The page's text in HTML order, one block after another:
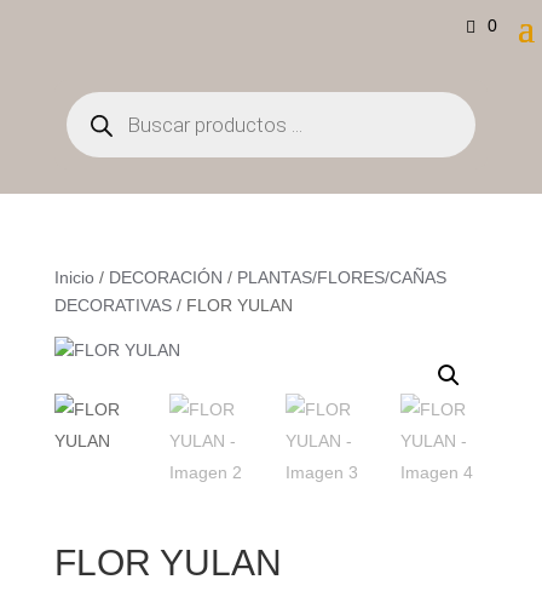
0
Búsqueda
de
productos
Inicio/ DECORACIÓN / PLANTAS/FLORES/CAÑAS
DECORATIVAS/ FLOR YULAN
FLOR YULAN